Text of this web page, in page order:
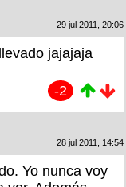
29 jul 2011, 20:06
jajajaja
-2
28 jul 2011, 14:54
Yo nunca voy